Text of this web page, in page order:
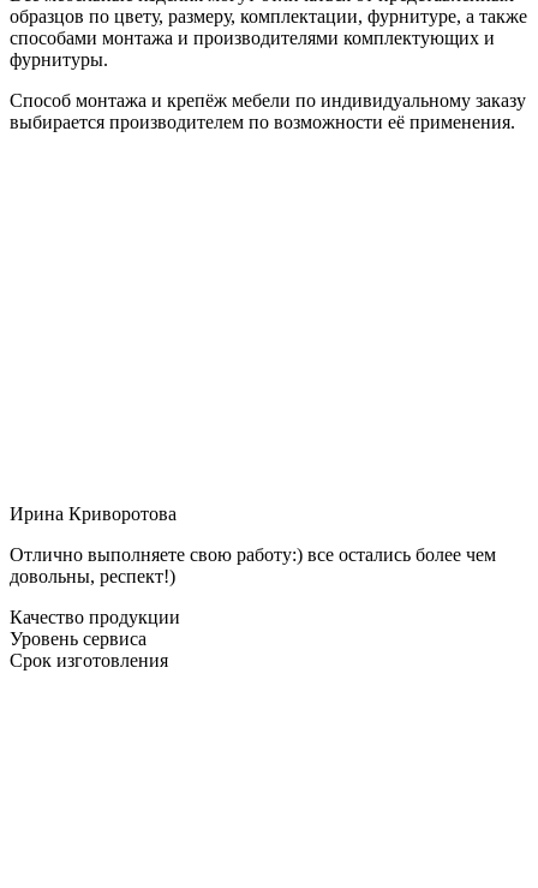
образцов по цвету, размеру, комплектации, фурнитуре, а также
способами монтажа и производителями комплектующих и
фурнитуры.
Способ монтажа и крепёж мебели по индивидуальному заказу
выбирается производителем по возможности её применения.
Ирина Криворотова
Отлично выполняете свою работу:) все остались более чем
довольны, респект!)
Качество продукции
Уровень сервиса
Срок изготовления